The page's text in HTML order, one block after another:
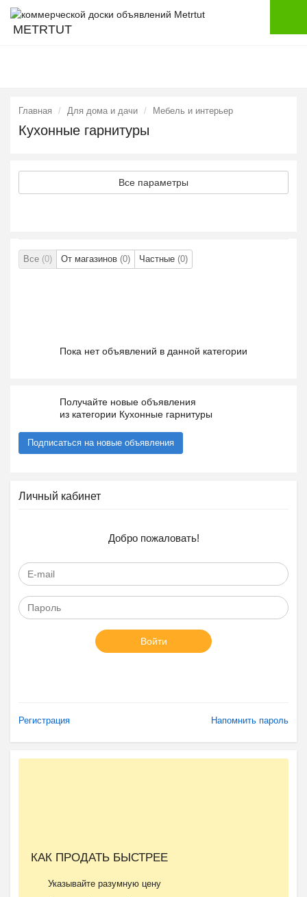
METRTUT
Главная Для дома и дачи Мебель и интерьер
Кухонные гарнитуры
Все параметры
Все (0) От магазинов (0) Частные (0)
Пока нет объявлений в данной категории
Получайте новые объявления
из категории Кухонные гарнитуры
Подписаться на новые объявления
Личный кабинет
Добро пожаловать!
Войти
Регистрация Напомнить пароль
КАК ПРОДАТЬ БЫСТРЕЕ
Указывайте разумную цену